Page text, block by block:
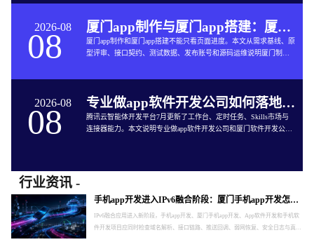
2026-08
08 厦门app制作与厦门app搭建：厦门App开发的六个交付关口
厦门app制作和厦门app搭建不能只看页面进度。本文从需求基线、原
型评审、接口契约、测试数据、发布账号和源码运维说明厦门制作
2026-08
08 专业做app软件开发公司如何落地企业智能体工作台
腾讯云智能体开发平台7月更新了工作台、定时任务、Skills市场与
连接器能力。本文说明专业做app软件开发公司和厦门软件开发公司
行业资讯 -
手机app开发进入IPv6融合阶段：厦门手机app开发怎样验收真实网络
IPv6融合应用进入新阶段，手机app开发、厦门手机app开发、App软件开发和手机软
件开发项目应同时检查域名解析、接口链路、推送回调、弱网恢复、安全日志与真实